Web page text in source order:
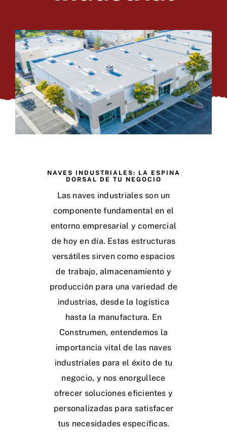
NAVES INDUSTRIALES: LA ESPINA
DORSAL DE TU NEGOCIO
Las naves industriales son un
componente fundamental en el
entorno empresarial y comercial
de hoy en día. Estas estructuras
versátiles sirven como espacios
de trabajo, almacenamiento y
producción para una variedad de
industrias, desde la logística
hasta la manufactura. En
Construmen, entendemos la
importancia vital de las naves
industriales para el éxito de tu
negocio, y nos enorgullece
ofrecer soluciones eficientes y
personalizadas para satisfacer
tus necesidades específicas.